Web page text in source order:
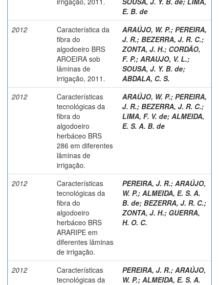
E. B. de
2012
Característica da
fibra do
algodoeiro BRS
AROEIRA sob
lâminas de
irrigação, 2011.
ARAÚJO, W. P.; PEREIRA,
J. R.; BEZERRA, J. R. C.;
ZONTA, J. H.; CORDÃO,
F. P.; ARAUJO, V. L.;
SOUSA, J. Y. B. de;
ABDALA, C. S.
2012
Características
tecnológicas da
fibra do
algodoeiro
herbáceo BRS
286 em diferentes
lâminas de
irrigação.
ARAÚJO, W. P.; PEREIRA,
J. R.; BEZERRA, J. R. C.;
LIMA, F. V. de; ALMEIDA,
E. S. A. B. de
2012
Características
tecnológicas da
fibra do
algodoeiro
herbáceo BRS
ARARIPE em
diferentes lâminas
de irrigação.
PEREIRA, J. R.; ARAÚJO,
W. P.; ALMEIDA, E. S. A.
B. de; BEZERRA, J. R. C.;
ZONTA, J. H.; GUERRA,
H. O. C.
2012
Características
tecnológicas da
PEREIRA, J. R.; ARAÚJO,
W. P.; ALMEIDA, E. S. A.